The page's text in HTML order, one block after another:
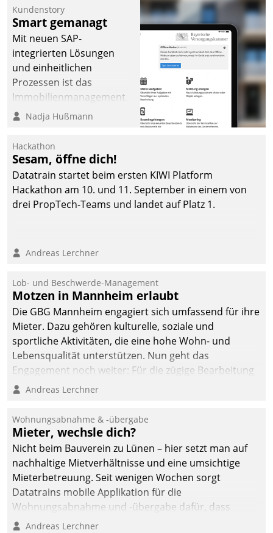
Kundenstory
Smart gemanagt
Mit neuen SAP-
integrierten Lösungen
und einheitlichen
Prozessen ist das
Immobilienmanagement
der Bayerischen
Ressort Kapitalanlage für
künftige Aufgaben und
Herausforderungen
gerüstet.
Nadja Hußmann
Hackathon
Sesam, öffne dich!
Datatrain startet beim ersten KIWI Platform
Hackathon am 10. und 11. September in einem von
drei PropTech-Teams und landet auf Platz 1.
Andreas Lerchner
Lob- und Beschwerde-Management
Motzen in Mannheim erlaubt
Die GBG Mannheim engagiert sich umfassend für ihre
Mieter. Dazu gehören kulturelle, soziale und
sportliche Aktivitäten, die eine hohe Wohn- und
Lebensqualität unterstützen. Nun geht das
Engagement noch weiter: Für die zügige Bearbeitung
von Beschwerden – oder Lob – richtet das
und Beschwerde-Management einen eigenen Kanal
ein.
Andreas Lerchner
Wohnungsabnahme & -übergabe
Mieter, wechsle dich?
Nicht beim Bauverein zu Lünen – hier setzt man auf
nachhaltige Mietverhältnisse und eine umsichtige
Mieterbetreuung. Seit wenigen Wochen sorgt
Datatrains mobile Applikation für die
Wohnungsabnahme und -übergabe dafür, dass
Mieter wohlgeordnet kommen und, so es sein muss,
Andreas Lerchner